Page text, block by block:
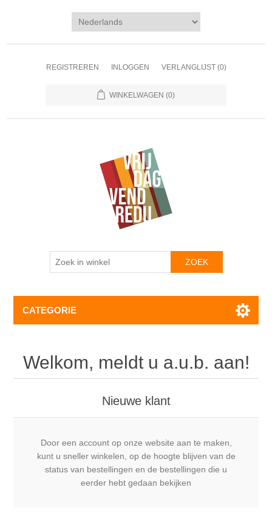
REGISTREREN INLOGGEN VERLANGLIJST (0)
WINKELWAGEN (0)
CATEGORIE
Welkom, meldt u a.u.b. aan!
Nieuwe klant
Door een account op onze website aan te maken,
kunt u sneller winkelen, op de hoogte blijven van de
status van bestellingen en de bestellingen die u
eerder hebt gedaan bekijken